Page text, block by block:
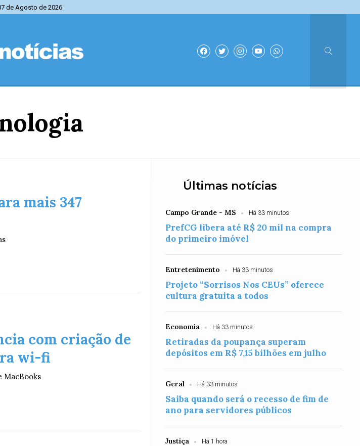
de Agosto de 2026
mais 347
com criação de
wi-fi
MacBooks
Últimas notícias
Campo Grande - MS Há 33 minutos
PrefCG libera até R$ 20 mil na compra
do primeiro imóvel
Entretenimento Há 33 minutos
Projeto “Sorrisos Nos CEUs” oferece
cultura gratuita a todos
Economia Há 33 minutos
Retiradas da poupança superam
depósitos em R$ 7,15 bilhões em julho
Geral Há 33 minutos
Saiba quando será o recesso de fim de
ano para servidores públicos
Justiça Há 1 hora